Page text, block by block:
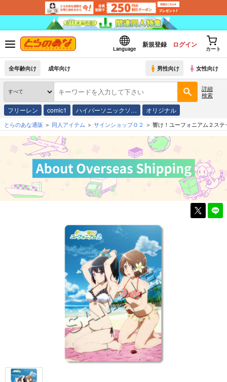
Language
新規登録 ログイン
カート
全年齢向け 成年向け 男性向け 女性向け
詳細
検索
フリーレン comic1 ハイパーソニックソ… オリジナル
とらのあな通販 同人アイテム サインショップＯ２ 響け！ユーフォニアム２ス